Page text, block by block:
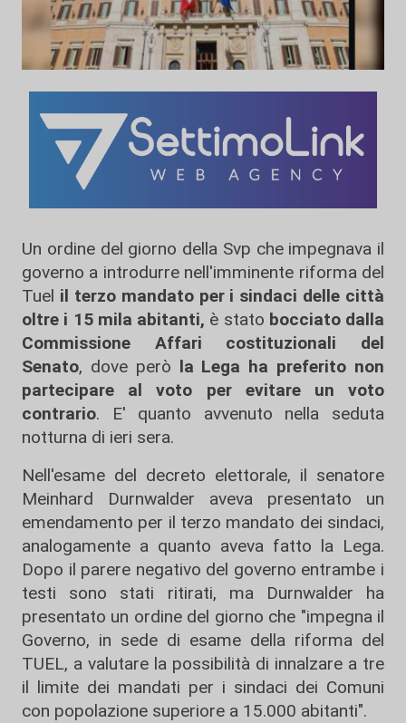
Un ordine del giorno della Svp che impegnava il
governo a introdurre nell'imminente riforma del
Tuel il terzo mandato per i sindaci delle città
oltre i 15 mila abitanti, è stato bocciato dalla
Commissione Affari costituzionali del
Senato, dove però la Lega ha preferito non
partecipare al voto per evitare un voto
contrario. E' quanto avvenuto nella seduta
notturna di ieri sera.
Nell'esame del decreto elettorale, il senatore
Meinhard Durnwalder aveva presentato un
emendamento per il terzo mandato dei sindaci,
analogamente a quanto aveva fatto la Lega.
Dopo il parere negativo del governo entrambe i
testi sono stati ritirati, ma Durnwalder ha
presentato un ordine del giorno che "impegna il
Governo, in sede di esame della riforma del
TUEL, a valutare la possibilità di innalzare a tre
il limite dei mandati per i sindaci dei Comuni
con popolazione superiore a 15.000 abitanti".